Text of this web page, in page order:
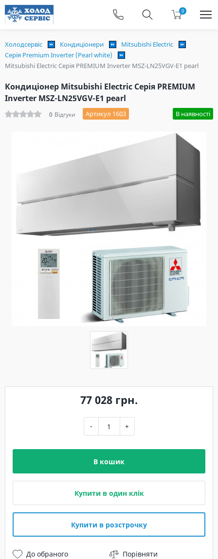
0
Холодсервіс Кондиціонери
Mitsubishi Electric
Серія Premium Inverter (Pearl white)
Mitsubishi Electric Серія PREMIUM Inverter MSZ-LN25VGV-E1 pearl
Кондиціонер Mitsubishi Electric Серія PREMIUM
Inverter MSZ-LN25VGV-E1 pearl
0 Відгуки Артикул 1603 В наявності
77 028 грн.
- +
В кошик
Купити в один клік
Купити в розстрочку
До обраного Порівняти